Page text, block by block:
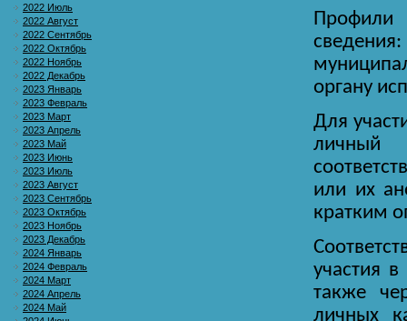
2022 Июль
2022 Август
2022 Сентябрь
2022 Октябрь
2022 Ноябрь
2022 Декабрь
2023 Январь
2023 Февраль
2023 Март
2023 Апрель
2023 Май
2023 Июнь
2023 Июль
2023 Август
2023 Сентябрь
2023 Октябрь
2023 Ноябрь
2023 Декабрь
2024 Январь
2024 Февраль
2024 Март
2024 Апрель
2024 Май
органу
Для
личный
или их
кратким
участия
также
личных